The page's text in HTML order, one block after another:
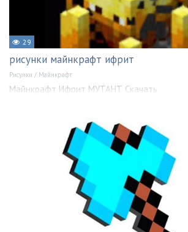
29
рисунки майнкрафт ифрит
Рисунки / Майнкрафт
Майнкрафт Ифрит МУТАНТ Скачать